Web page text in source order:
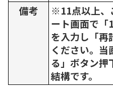
備考
※11点以上、
ート画面で「
を入力し「再
ください。
る」ボタン押
結構です。